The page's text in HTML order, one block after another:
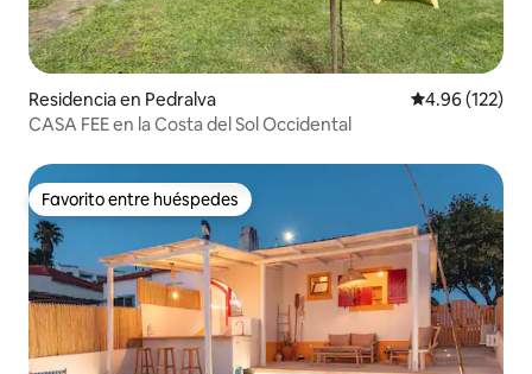
Residencia en Pedralva Calificación
4.96 (122)
CASA FEE en la Costa del Sol Occidental
Favorito entre huéspedes
Favorito entre huéspedes